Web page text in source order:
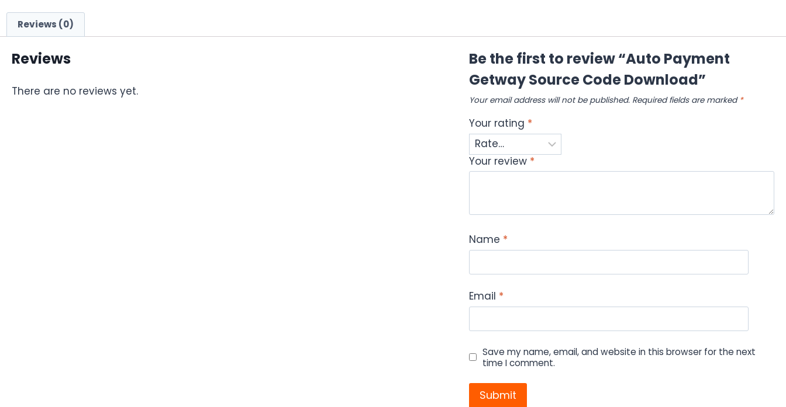
Reviews (0)
Reviews
There are no reviews yet.
Be the first to review “Auto Payment
Getway Source Code Download”
Your email address will not be published. Required fields are marked *
Your rating *
Your review *
Name *
Email *
Save my name, email, and website in this browser for the next
time I comment.